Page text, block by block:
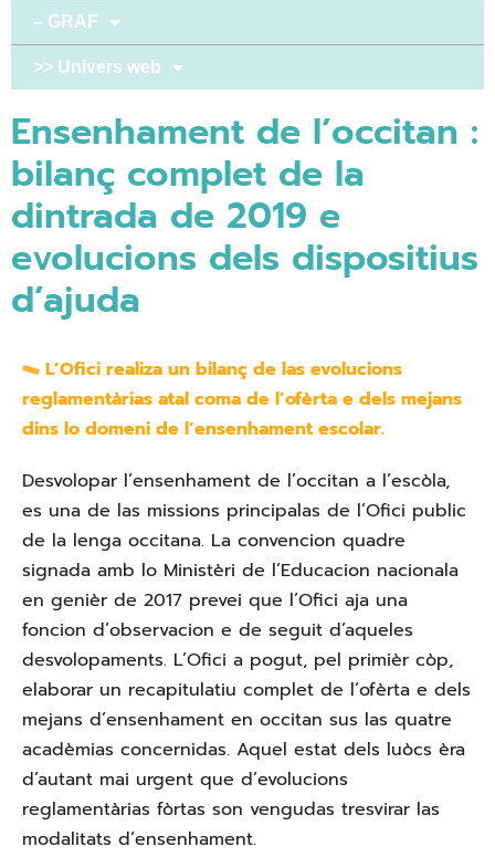
– GRAF
>> Univers web
Ensenhament de l’occitan :
bilanç complet de la
dintrada de 2019 e
evolucions dels dispositius
d’ajuda
L’Ofici realiza un bilanç de las evolucions
reglamentàrias atal coma de l’ofèrta e dels mejans
dins lo domeni de l’ensenhament escolar.
Desvolopar l’ensenhament de l’occitan a l’escòla,
es una de las missions principalas de l’Ofici public
de la lenga occitana. La convencion quadre
signada amb lo Ministèri de l’Educacion nacionala
en genièr de 2017 prevei que l’Ofici aja una
foncion d’observacion e de seguit d’aqueles
desvolopaments. L’Ofici a pogut, pel primièr còp,
elaborar un recapitulatiu complet de l’ofèrta e dels
mejans d’ensenhament en occitan sus las quatre
acadèmias concernidas. Aquel estat dels luòcs èra
d’autant mai urgent que d’evolucions
reglamentàrias fòrtas son vengudas tresvirar las
modalitats d’ensenhament.